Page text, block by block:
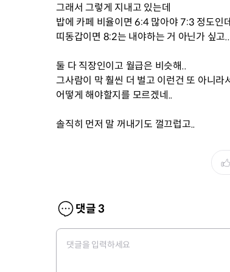
그래서 그렇게 지내고 있는데
밥에 카페 비율이면 6:4 많아야 7:3 정도인데
띠동갑이면 8:2는 내야하는 거 아닌가 싶고..
둘 다 직장인이고 월급은 비슷해..
그사람이 막 훨씬 더 벌고 이런건 또 아니라
어떻게 해야할지를 모르겠네..
솔직히 먼저 말 꺼내기도 껄끄럽고..
댓글3